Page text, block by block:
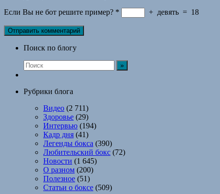
Если Вы не бот решите пример? * + девять = 18
Поиск по блогу
Рубрики блога
Видео (2 711)
Здоровье (29)
Интервью (194)
Кадр дня (41)
Легенды бокса (390)
Любительский бокс (72)
Новости (1 645)
О разном (200)
Полезное (51)
Статьи о боксе (509)